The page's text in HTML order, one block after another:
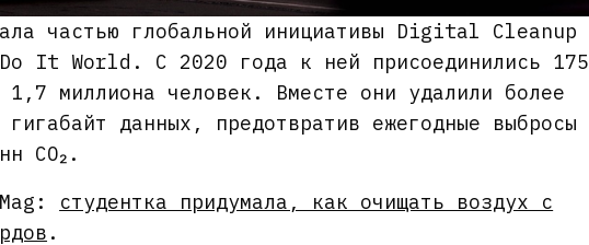
частью глобальной инициативы Digital Cleanup
It World. С 2020 года к ней присоединились 175
1,7 миллиона человек. Вместе они удалили более
данных, предотвратив ежегодные выбросы
CO₂.
студентка придумала, как очищать воздух с
.